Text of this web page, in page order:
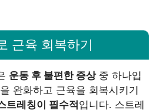
근육 회복하기
운동 후 불편한 증상중 하나입
완화하고 근육을 회복시키기
트레칭이 필수적입니다. 스트레